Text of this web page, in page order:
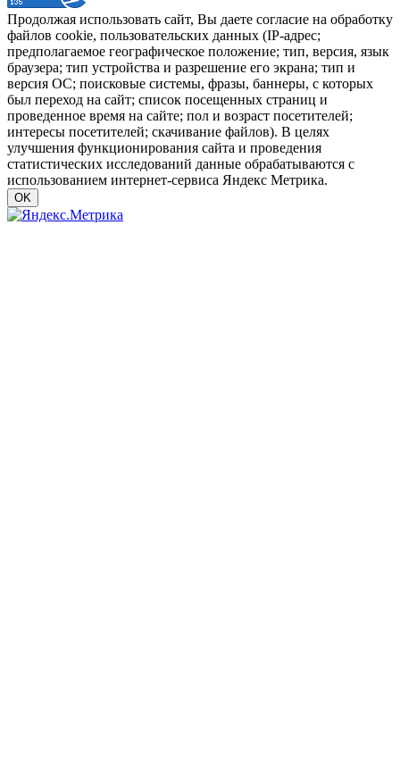
Продолжая использовать сайт, Вы даете согласие на обработку
файлов cookie, пользовательских данных (IP-адрес;
предполагаемое географическое положение; тип, версия, язык
браузера; тип устройства и разрешение его экрана; тип и
версия ОС; поисковые системы, фразы, баннеры, с которых
был переход на сайт; список посещенных страниц и
проведенное время на сайте; пол и возраст посетителей;
интересы посетителей; скачивание файлов). В целях
улучшения функционирования сайта и проведения
статистических исследований данные обрабатываются с
использованием интернет-сервиса Яндекс Метрика.
OK